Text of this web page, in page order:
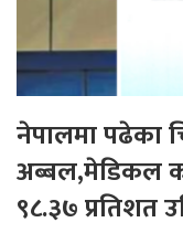
नेपालमा पढेका
अब्बल,मेडिकल
९८.३७ प्रतिशत